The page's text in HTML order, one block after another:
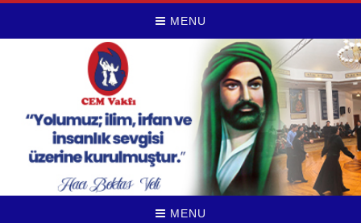
MENU
MENU